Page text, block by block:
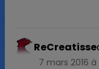
ReCreatisse
7 mars 2016